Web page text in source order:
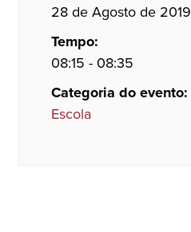
28 de Agosto de 2019
Tempo:
08:15 - 08:35
Categoria do evento:
Escola